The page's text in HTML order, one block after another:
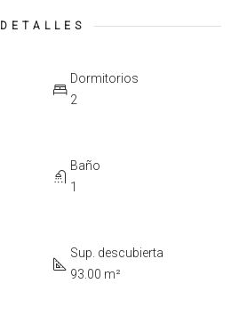
DETALLES
Dormitorios
2
Baño
1
Sup. descubierta
93.00 m²